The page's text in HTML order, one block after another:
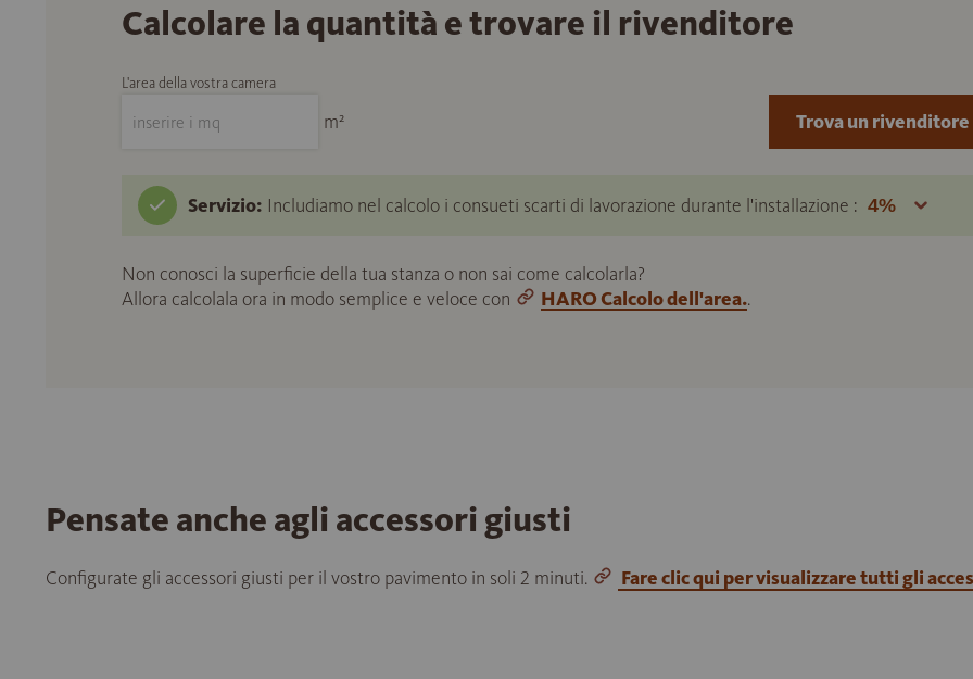
Calcolare la quantità e trovare il rivenditore
L'area della vostra camera
m²
Servizio: Includiamo nel calcolo i consueti scarti di lavorazione durante l'installazione :
Non conosci la superficie della tua stanza o non sai come calcolarla?
Allora calcolala ora in modo semplice e veloce con
HARO Calcolo dell'area..
Trova un rivenditore
Pensate anche agli accessori giusti
Configurate gli accessori giusti per il vostro pavimento in soli 2 minuti. Fare clic qui per visualizzare tutti gli